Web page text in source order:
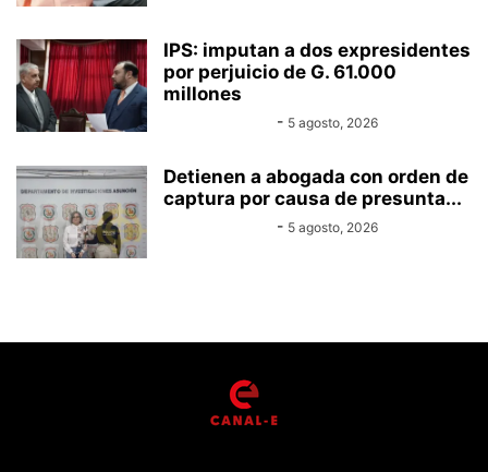
IPS: imputan a dos expresidentes
por perjuicio de G. 61.000
millones
- 5 agosto, 2026
Detienen a abogada con orden de
captura por causa de presunta...
- 5 agosto, 2026